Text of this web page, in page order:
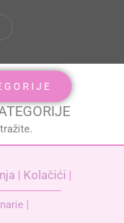
| Kolačići |
|